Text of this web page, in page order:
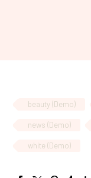
beauty (Demo)
news (Demo)
white (Demo)